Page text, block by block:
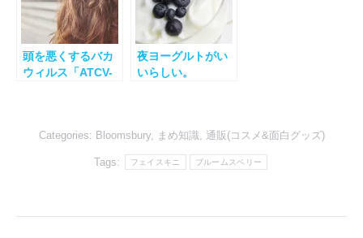
頭を悪くするバカ
ウィルス「ATCV-
夜ヨーグルトがい
いらしい。
Categories: Bloomsbury, まめ知識 通販(コスメ&面白グッズ)
Tags: フェイスキニ ブルームスベリー